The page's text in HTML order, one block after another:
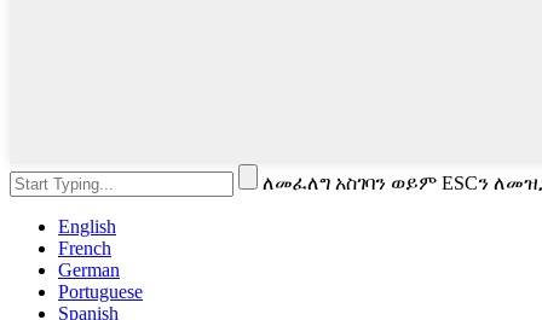
ለመፈለግ አስገባን ወይም ESCን
English
French
German
Portuguese
Spanish